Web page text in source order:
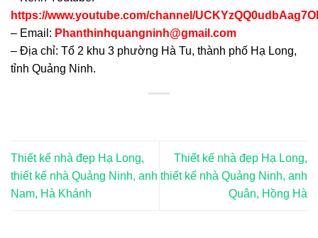
https://www.youtube.com/channel/
– Email: Phanthinhquangninh@gmail.com
– Địa chỉ: Tổ 2 khu 3 phường Hà Tu, thành phố Hạ Long,
tỉnh Quảng Ninh.
Thiết kế nhà đẹp Hạ Long,
thiết kế nhà Quảng Ninh, anh
Nam, Hà Khánh
Thiết kế nhà đẹp Hạ Long,
thiết kế nhà Quảng Ninh, anh
Quân, Hồng Hà